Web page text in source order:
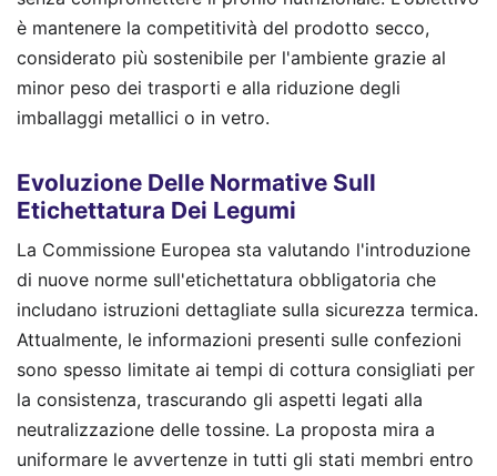
è mantenere la competitività del prodotto secco,
considerato più sostenibile per l'ambiente grazie al
minor peso dei trasporti e alla riduzione degli
imballaggi metallici o in vetro.
Evoluzione Delle Normative Sull
Etichettatura Dei Legumi
La Commissione Europea sta valutando l'introduzione
di nuove norme sull'etichettatura obbligatoria che
includano istruzioni dettagliate sulla sicurezza termica.
Attualmente, le informazioni presenti sulle confezioni
sono spesso limitate ai tempi di cottura consigliati per
la consistenza, trascurando gli aspetti legati alla
neutralizzazione delle tossine. La proposta mira a
uniformare le avvertenze in tutti gli stati membri entro